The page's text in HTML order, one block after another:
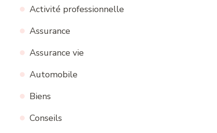
Activité professionnelle
Assurance
Assurance vie
Automobile
Biens
Conseils